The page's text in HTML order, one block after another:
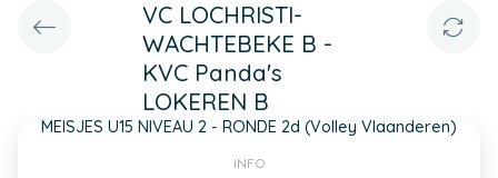
VC LOCHRISTI-
WACHTEBEKE B -
KVC Panda's
LOKEREN B
MEISJES U15 NIVEAU 2 - RONDE 2d (Volley Vlaanderen)
INFO